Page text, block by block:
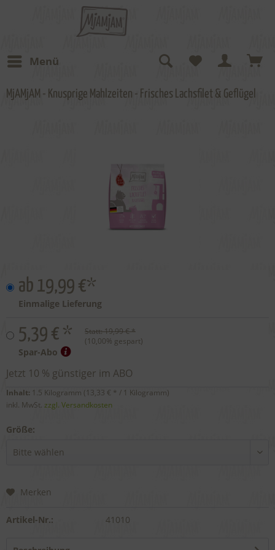
Menü
MjAMjAM - Knusprige Mahlzeiten - Frisches Lachsfilet & Geflügel
ab 19,99 €*
Einmalige Lieferung
5,39 € * Statt:19,99 € *
(10,00% gespart)
Spar-Abo
Jetzt 10 % günstiger im ABO
Inhalt: 1.5 Kilogramm (13,33 € * / 1 Kilogramm)
inkl. MwSt. zzgl. Versandkosten
Größe:
Merken
Artikel-Nr.: 41010